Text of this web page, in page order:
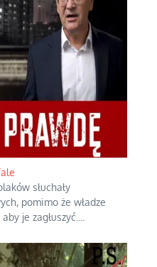
słuchały
pomimo że władze
je zagłuszyć.